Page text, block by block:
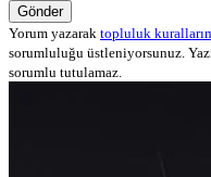
Gönder
Yorum yazarak topluluk
sorumluluğu üstleniyorsunuz.
sorumlu tutulamaz.